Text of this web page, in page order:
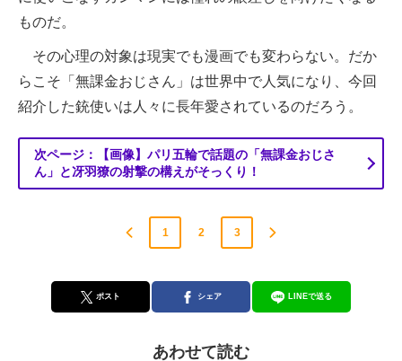
ものだ。
その心理の対象は現実でも漫画でも変わらない。だか
らこそ「無課金おじさん」は世界中で人気になり、今回
紹介した銃使いは人々に長年愛されているのだろう。
次ページ：【画像】パリ五輪で話題の「無課金おじさ
ん」と冴羽獠の射撃の構えがそっくり！
1 2 3
ポスト シェア LINEで送る
あわせて読む